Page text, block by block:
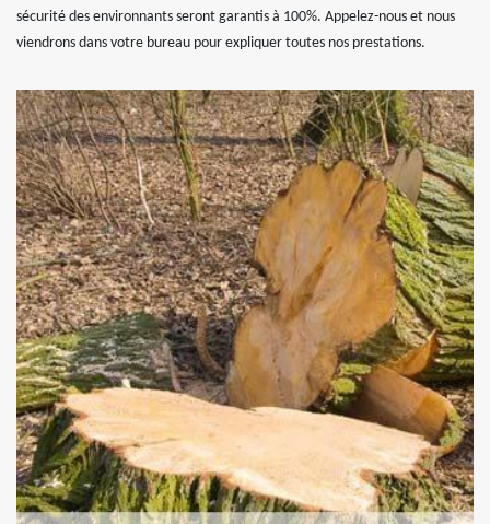
sécurité des environnants seront garantis à 100%. Appelez-nous et nous
viendrons dans votre bureau pour expliquer toutes nos prestations.